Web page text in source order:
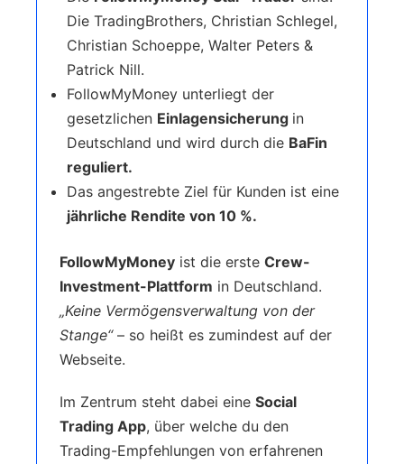
Die TradingBrothers, Christian Schlegel,
Christian Schoeppe, Walter Peters &
Patrick Nill.
FollowMyMoney unterliegt der
gesetzlichen Einlagensicherung in
Deutschland und wird durch die BaFin
reguliert.
Das angestrebte Ziel für Kunden ist eine
jährliche Rendite von 10 %.
FollowMyMoney ist die erste Crew-
Investment-Plattform in Deutschland.
„Keine Vermögensverwaltung von der
Stange“– so heißt es zumindest auf der
Webseite.
Im Zentrum steht dabei eine Social
Trading App, über welche du den
Trading-Empfehlungen von erfahrenen